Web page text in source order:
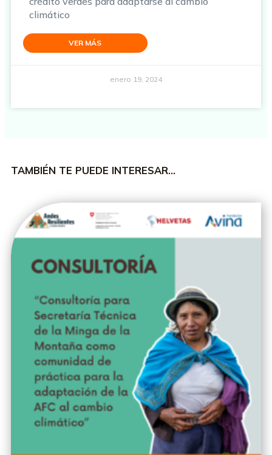
climático
VER MÁS
enero 19, 2024
TAMBIÉN TE PUEDE INTERESAR…